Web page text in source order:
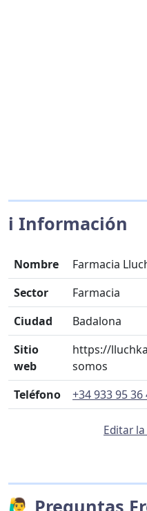
ℹ️ Información
Nombre
Farmacia
Sector
Farmacia
Ciudad
Badalona
Sitio
web
https://
somos
Teléfono
+34 933 95 36
Editar
🙋‍♂️ Preguntas